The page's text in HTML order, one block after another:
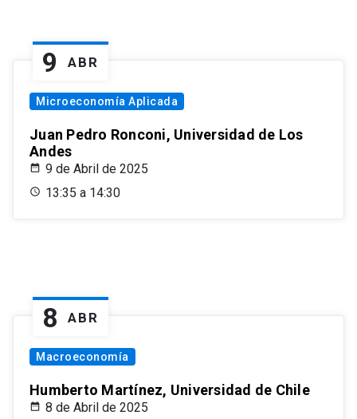
9 ABR
Microeconomía Aplicada
Juan Pedro Ronconi, Universidad de Los
Andes
9 de Abril de 2025
13:35 a 14:30
8 ABR
Macroeconomía
Humberto Martínez, Universidad de Chile
8 de Abril de 2025